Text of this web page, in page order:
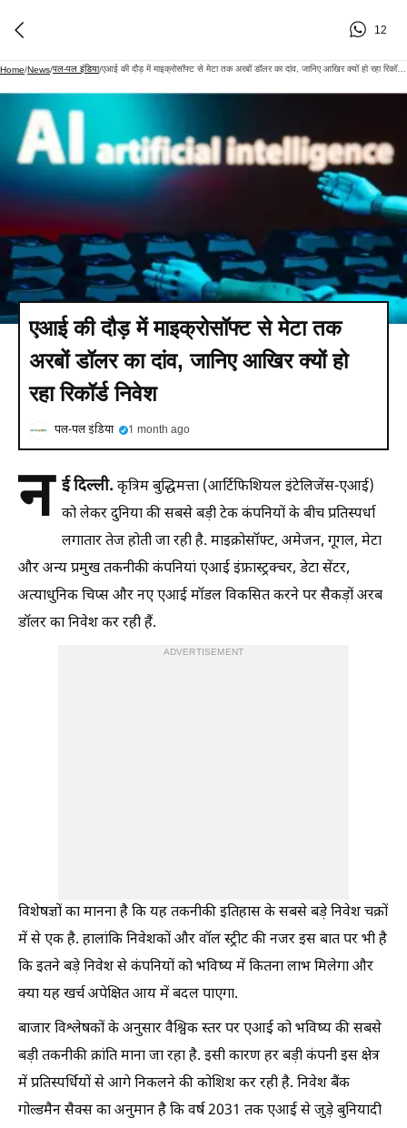
12
Home/News/पल-पल इंडिया/ एआई की दौड़ में माइक्रोसॉफ्ट से मेटा तक अरबों डॉलर का दांव, जानिए आखिर क्यों हो रहा रिकॉर्ड निवेश
एआई की दौड़ में माइक्रोसॉफ्ट से मेटा तक
अरबों डॉलर का दांव, जानिए आखिर क्यों हो
रहा रिकॉर्ड निवेश
पल-पल इंडिया 1 month ago
न ई दिल्ली. कृत्रिम बुद्धिमत्ता (आर्टिफिशियल इंटेलिजेंस-एआई)
को लेकर दुनिया की सबसे बड़ी टेक कंपनियों के बीच प्रतिस्पर्धा
लगातार तेज होती जा रही है. माइक्रोसॉफ्ट, अमेजन, गूगल, मेटा
और अन्य प्रमुख तकनीकी कंपनियां एआई इंफ्रास्ट्रक्चर, डेटा सेंटर,
अत्याधुनिक चिप्स और नए एआई मॉडल विकसित करने पर सैकड़ों अरब
डॉलर का निवेश कर रही हैं.
ADVERTISEMENT
विशेषज्ञों का मानना है कि यह तकनीकी इतिहास के सबसे बड़े निवेश चक्रों
में से एक है. हालांकि निवेशकों और वॉल स्ट्रीट की नजर इस बात पर भी है
कि इतने बड़े निवेश से कंपनियों को भविष्य में कितना लाभ मिलेगा और
क्या यह खर्च अपेक्षित आय में बदल पाएगा.
बाजार विश्लेषकों के अनुसार वैश्विक स्तर पर एआई को भविष्य की सबसे
बड़ी तकनीकी क्रांति माना जा रहा है. इसी कारण हर बड़ी कंपनी इस क्षेत्र
में प्रतिस्पर्धियों से आगे निकलने की कोशिश कर रही है. निवेश बैंक
गोल्डमैन सैक्स का अनुमान है कि वर्ष 2031 तक एआई से जुड़े बुनियादी